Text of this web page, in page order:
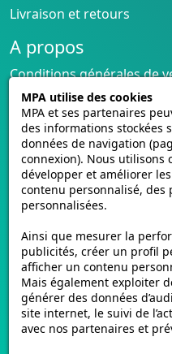
Livraison et retours
A propos
Conditions générales de
CGU cagnotte
Politique de cookies
Homologation des
Vidéos de pose
Contactez-nous
Avis clients
www.e-mmat.fr
440 Rue de la Pièce Léger
21160 Marsannay-la-Côte,
Email :support@e-
MPA utilise des cookies
MPA et ses partenaires
des informations stockées
données de navigation
connexion). Nous utilisons
développer et améliorer
contenu personnalisé,
personnalisées.
Ainsi que mesurer la
publicités, créer un profil
afficher un contenu
Mais également exploiter
générer des données
site internet, le suivi de
avec nos partenaires et